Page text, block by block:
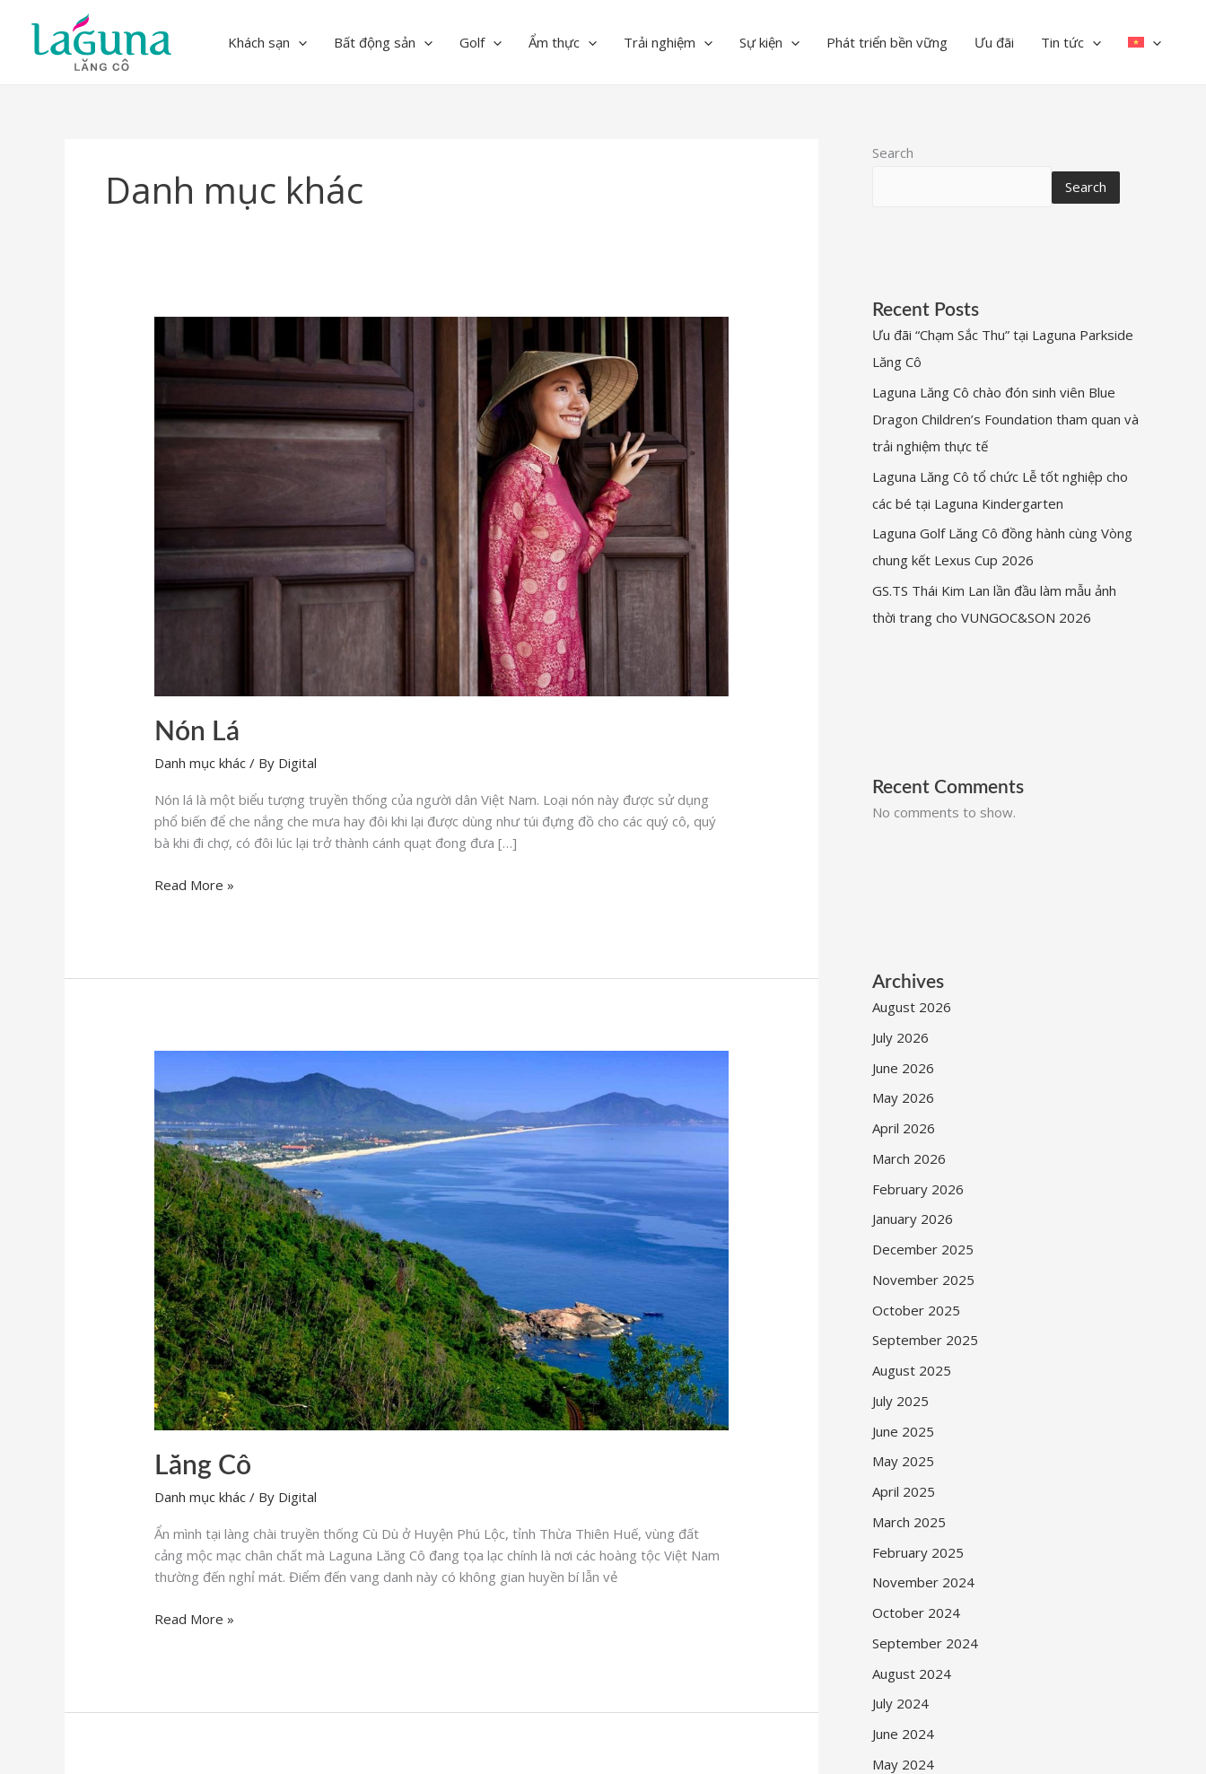
content
Khách sạn Bất động sản Golf Ẩm thực Trải nghiệm Sự kiện Phát triển bền vững Ưu đãi Tin tức
Danh mục khác
Nón Lá
Danh mục khác / By Digital
Nón lá là một biểu tượng truyền thống của người dân Việt Nam. Loại nón này được sử dụng
phổ biến để che nắng che mưa hay đôi khi lại được dùng như túi đựng đồ cho các quý cô, quý
bà khi đi chợ, có đôi lúc lại trở thành cánh quạt đong đưa […]
Read More »
Lăng Cô
Danh mục khác / By Digital
Ẩn mình tại làng chài truyền thống Cù Dù ở Huyện Phú Lộc, tỉnh Thừa Thiên Huế, vùng đất
cảng mộc mạc chân chất mà Laguna Lăng Cô đang tọa lạc chính là nơi các hoàng tộc Việt Nam
thường đến nghỉ mát. Điểm đến vang danh này có không gian huyền bí lẫn vẻ
Read More »
Search
Search
Recent Posts
Ưu đãi “Chạm Sắc Thu” tại Laguna Parkside
Lăng Cô
Laguna Lăng Cô chào đón sinh viên Blue
Dragon Children’s Foundation tham quan và
trải nghiệm thực tế
Laguna Lăng Cô tổ chức Lễ tốt nghiệp cho
các bé tại Laguna Kindergarten
Laguna Golf Lăng Cô đồng hành cùng Vòng
chung kết Lexus Cup 2026
GS.TS Thái Kim Lan lần đầu làm mẫu ảnh
thời trang cho VUNGOC&SON 2026
Recent Comments
No comments to show.
Archives
August 2026
July 2026
June 2026
May 2026
April 2026
March 2026
February 2026
January 2026
December 2025
November 2025
October 2025
September 2025
August 2025
July 2025
June 2025
May 2025
April 2025
March 2025
February 2025
November 2024
October 2024
September 2024
August 2024
July 2024
June 2024
May 2024